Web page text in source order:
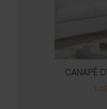
CANAPÉ
1